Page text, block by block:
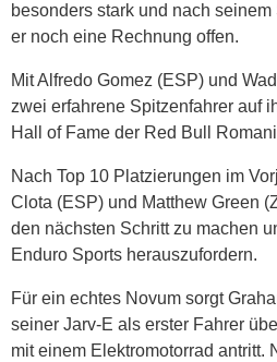
besonders stark und nach
er noch eine Rechnung offen.
Mit Alfredo Gomez (ESP) und
zwei erfahrene Spitzenfahrer auf
Hall of Fame der Red Bull
Nach Top 10 Platzierungen im
Clota (ESP) und Matthew Green
den nächsten Schritt zu machen
Enduro Sports herauszufordern.
Für ein echtes Novum sorgt
seiner Jarv-E als erster Fahrer
mit einem Elektromotorrad antritt.